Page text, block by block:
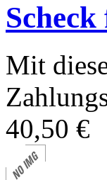
Mit
40,50 €